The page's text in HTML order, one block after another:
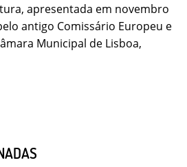
apresentada em novembro
antigo Comissário Europeu e
Municipal de Lisboa,